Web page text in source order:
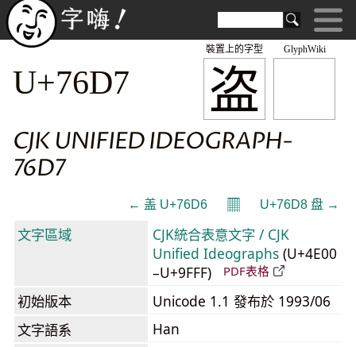
GlyphWiki
盗
裝置上的字型
U+76D7
CJK UNIFIED IDEOGRAPH-
76D7
← 盖 U+76D6 𝄜 U+76D8 盘 →
文字區域
CJK統合表意文字 / CJK
Unified Ideographs (U+4E00
–U+9FFF)
PDF表格
初始版本
Unicode 1.1 發布於 1993/06
文字語系
Han